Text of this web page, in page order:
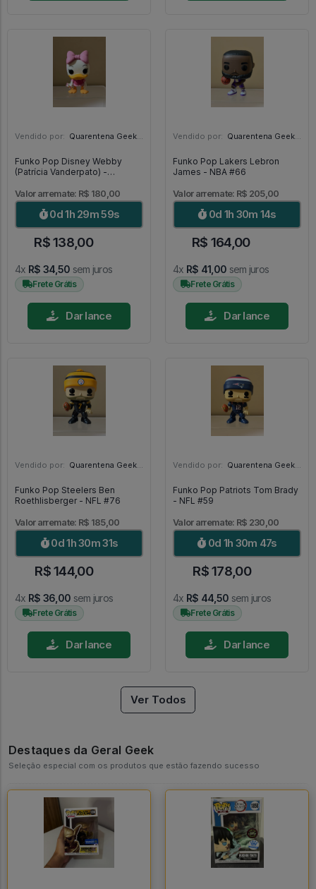
Vendido por: Quarentena Geek Store - SP
Funko Pop Disney Webby
(Patrícia Vanderpato) -
Valor arremate: R$ 180,00
0d 1h 29m 57s
R$ 138,00
4x R$ 34,50 sem juros
Frete Grátis
Dar lance
Vendido por: Quarentena Geek Store - SP
Funko Pop Lakers Lebron
James - NBA #66
Valor arremate: R$ 205,00
0d 1h 30m 12s
R$ 164,00
4x R$ 41,00 sem juros
Frete Grátis
Dar lance
Vendido por: Quarentena Geek Store - SP
Funko Pop Steelers Ben
Roethlisberger - NFL #76
Valor arremate: R$ 185,00
0d 1h 30m 29s
R$ 144,00
4x R$ 36,00 sem juros
Frete Grátis
Dar lance
Vendido por: Quarentena Geek Store - SP
Funko Pop Patriots Tom Brady
- NFL #59
Valor arremate: R$ 230,00
0d 1h 30m 45s
R$ 178,00
4x R$ 44,50 sem juros
Frete Grátis
Dar lance
Ver Todos
Destaques da Geral Geek
Seleção especial com os produtos que estão fazendo sucesso